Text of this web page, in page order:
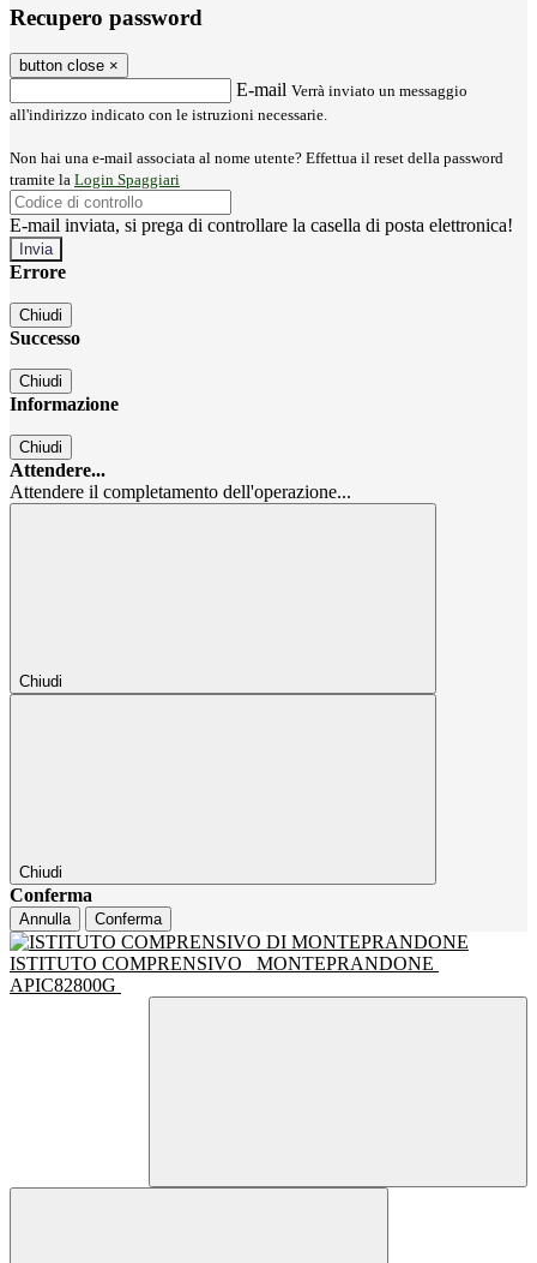
Recupero password
button close ×
E-mail Verrà inviato un messaggio
all'indirizzo indicato con le istruzioni necessarie.
Non hai una e-mail associata al nome utente? Effettua il reset della password
tramite la Login Spaggiari
E-mail inviata, si prega di controllare la casella di posta elettronica!
Errore
Chiudi
Successo
Chiudi
Informazione
Chiudi
Attendere...
Attendere il completamento dell'operazione...
Chiudi
Chiudi
Conferma
Annulla Conferma
ISTITUTO COMPRENSIVO
MONTEPRANDONE
APIC82800G